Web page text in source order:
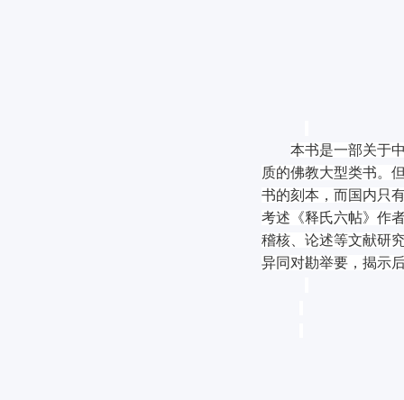
本书是一部关于
质的佛教大型类书。
书的刻本，而国内只
考述《释氏六帖》作
稽核、论述等文献研
异同对勘举要，揭示